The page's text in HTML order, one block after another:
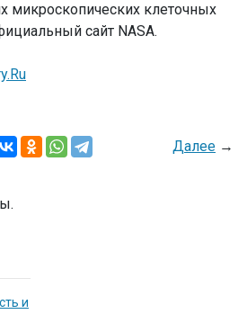
микроскопических клеточных
сайт NASA.
Далее →
и